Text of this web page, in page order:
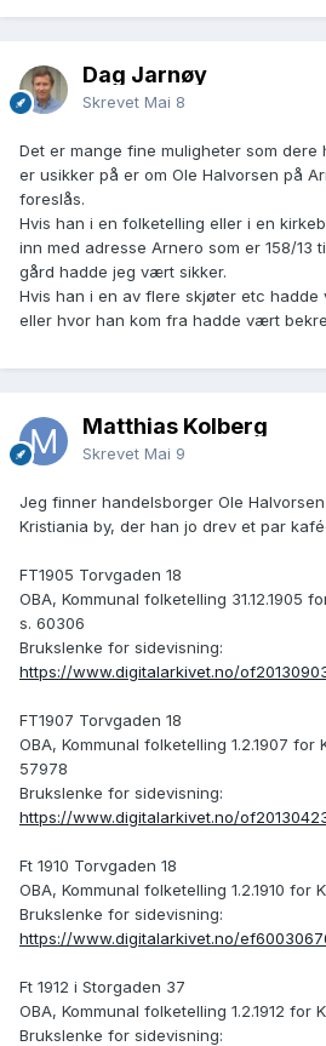
Dag Jarnøy
Skrevet Mai 8
Det er mange fine muligheter som dere
er usikker på er om Ole Halvorsen på
foreslås.
Hvis han i en folketelling eller i en
inn med adresse Arnero som er 158/13
gård hadde jeg vært sikker.
Hvis han i en av flere skjøter etc
eller hvor han kom fra hadde vært
Matthias Kolberg
Skrevet Mai 9
Jeg finner handelsborger Ole
Kristiania by, der han jo drev et par
FT1905 Torvgaden 18
OBA, Kommunal folketelling 31.12.1905
s. 60306
Brukslenke for sidevisning:
https://www.digitalarkivet.no/
FT1907 Torvgaden 18
OBA, Kommunal folketelling 1.2.1907 for
57978
Brukslenke for sidevisning:
https://www.digitalarkivet.no/
Ft 1910 Torvgaden 18
OBA, Kommunal folketelling 1.2.1910 for
Brukslenke for sidevisning:
https://www.digitalarkivet.no/
Ft 1912 i Storgaden 37
OBA, Kommunal folketelling 1.2.1912 for
Brukslenke for sidevisning: